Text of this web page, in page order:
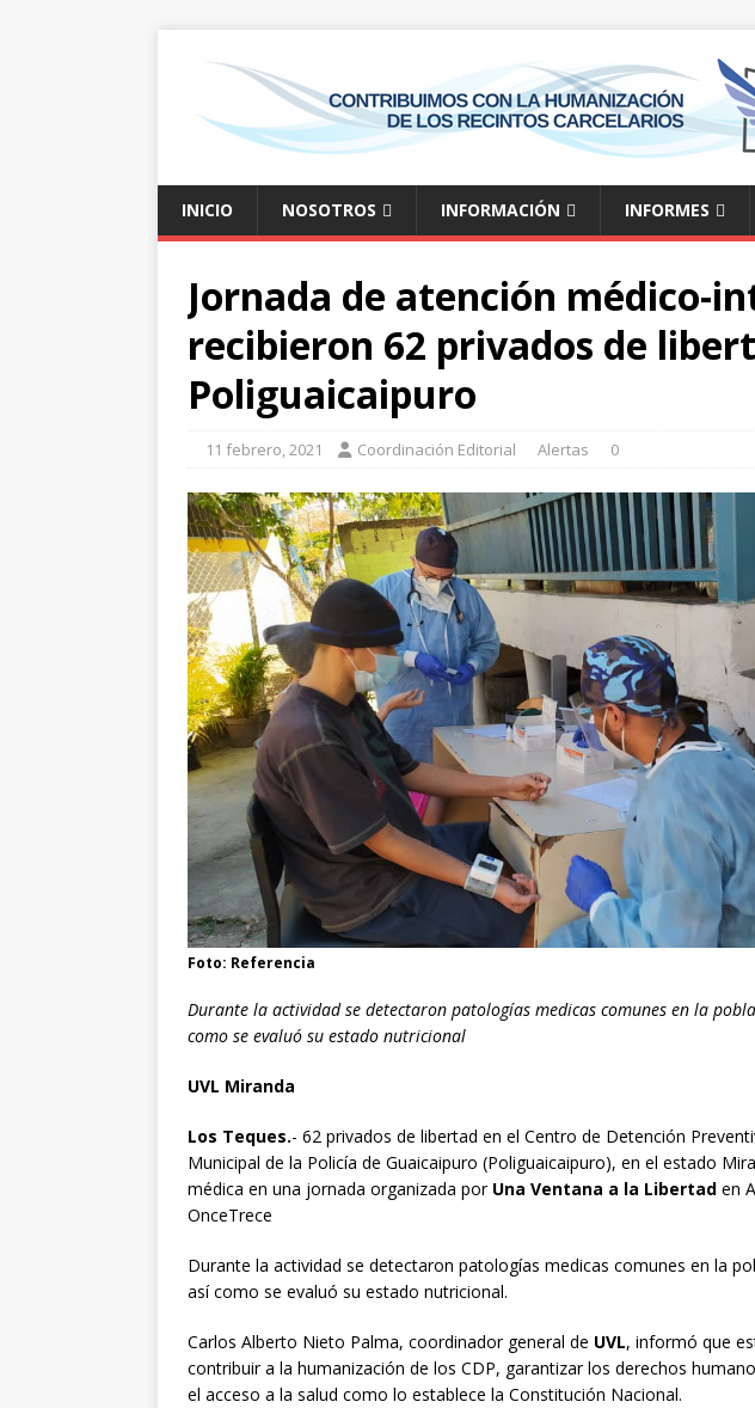
INICIO NOSOTROS INFORMACIÓN INFORMES
Jornada de atención médico-
recibieron 62 privados de
Poliguaicaipuro
11 febrero, 2021 Coordinación Editorial Alertas 0
Foto: Referencia
Durante la actividad se detectaron patologías medicas comunes en la
como se evaluó su estado nutricional
UVL Miranda
Los Teques.- 62 privados de libertad en el Centro de Detención
Municipal de la Policía de Guaicaipuro (Poliguaicaipuro), en el estado
médica en una jornada organizada por Una Ventana a la Libertad en
OnceTrece
Durante la actividad se detectaron patologías medicas comunes en la
así como se evaluó su estado nutricional.
Carlos Alberto Nieto Palma, coordinador general de UVL, informó que
contribuir a la humanización de los CDP, garantizar los derechos
el acceso a la salud como lo establece la Constitución Nacional.